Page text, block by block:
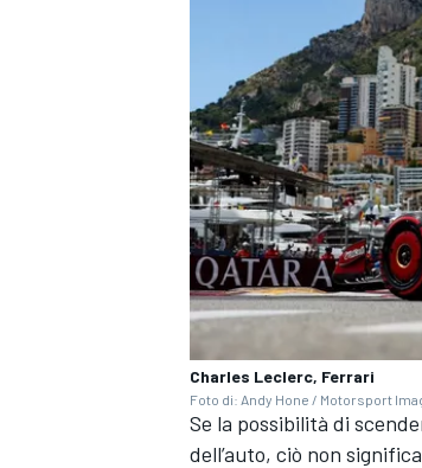
MONOMARCA
Charles Leclerc, Ferrari
Foto di: Andy Hone / Motorsport
Se la possibilità di
dell’auto, ciò non